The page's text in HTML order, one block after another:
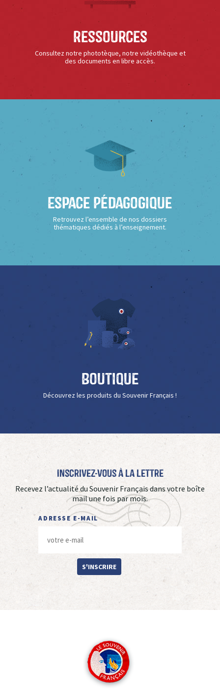
Ressources
Consultez notre phototèque, notre vidéothèque et
des documents en libre accès.
Espace Pédagogique
Retrouvez l’ensemble de nos dossiers
thématiques dédiés à l’enseignement.
Boutique
Découvrez les produits du Souvenir Français !
Inscrivez-vous à La Lettre
Recevez l’actualité du Souvenir Français dans votre boîte
mail une fois par mois.
ADRESSE E-MAIL
S'INSCRIRE